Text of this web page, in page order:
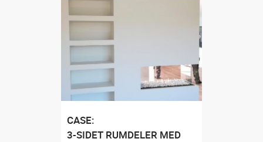
CASE:
3-SIDET RUMDELER MED